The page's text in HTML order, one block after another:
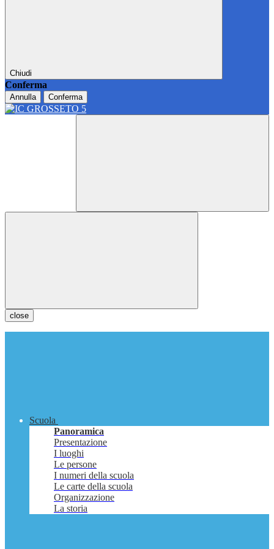
Chiudi
Conferma
Annulla Conferma
close
Scuola
Panoramica
Presentazione
I luoghi
Le persone
I numeri della scuola
Le carte della scuola
Organizzazione
La storia